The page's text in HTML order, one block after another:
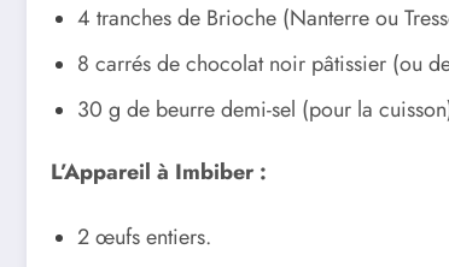
4 tranches de Brioche (Nanterre ou
8 carrés de chocolat noir pâtissier (ou
30 g de beurre demi-sel (pour la
L’Appareil à Imbiber :
2 œufs entiers.